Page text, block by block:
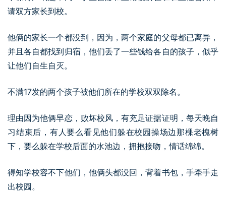
请双方家长到校。
他俩的家长一个都没到，因为，两个家庭的父母都已离异，
并且各自都找到归宿，他们丢了一些钱给各自的孩子，似乎
让他们自生自灭。
不满17发的两个孩子被他们所在的学校双双除名。
理由因为他俩早恋，败坏校风，有充足证据证明，每天晚自
习结束后，有人要么看见他们躲在校园操场边那棵老槐树
下，要么躲在学校后面的水池边，拥抱接吻，情话绵绵。
得知学校容不下他们，他俩头都没回，背着书包，手牵手走
出校园。